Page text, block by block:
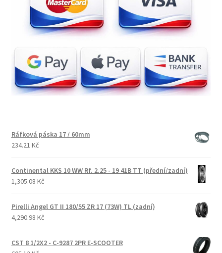
Ráfková páska 17 / 60mm
234.21 Kč
Continental KKS 10 WW Rf. 2.25 - 19 41B TT (přední/zadní)
1,305.08 Kč
Pirelli Angel GT II 180/55 ZR 17 (73W) TL (zadní)
4,290.98 Kč
CST 8 1/2X2 - C-9287 2PR E-SCOOTER